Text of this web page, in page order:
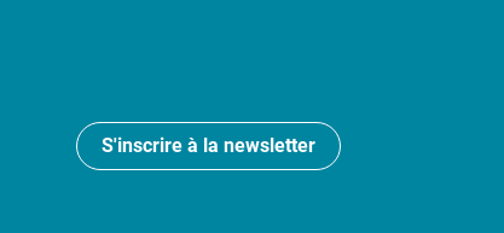
S'inscrire à la newsletter